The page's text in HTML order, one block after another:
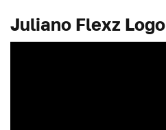
Juliano Flexz Logo